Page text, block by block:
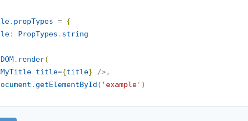
. propTypes = {
: PropTypes . string
. render(
MyTitle title={title} />,
. getElementById ( ' example' )